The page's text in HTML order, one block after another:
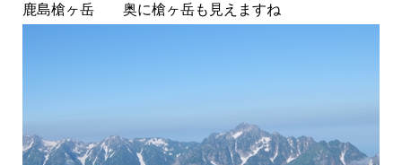
鹿島槍ヶ岳 奥に槍ヶ岳も見えますね